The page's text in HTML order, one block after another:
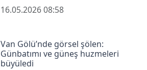
16.05.2026 08:58
Van Gölü’nde görsel şölen:
Günbatımı ve güneş huzmeleri
büyüledi